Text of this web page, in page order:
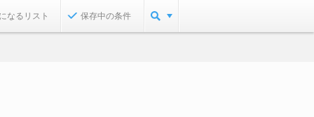
なるリスト 保存中の条件